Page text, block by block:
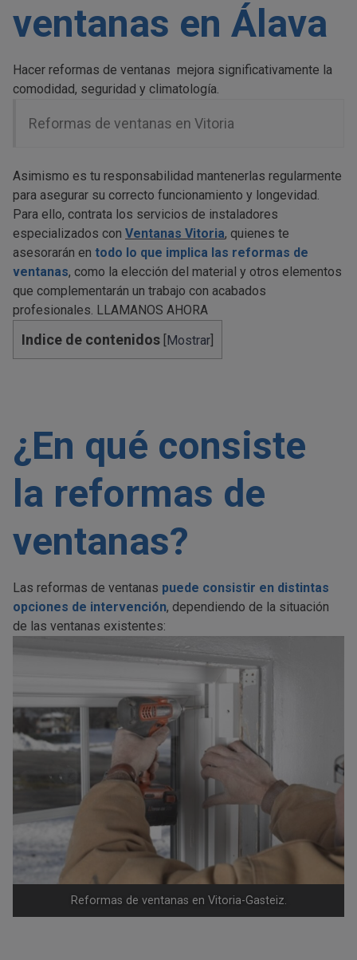
ventanas en Álava
Hacer reformas de ventanas mejora significativamente la
comodidad, seguridad y climatología.
Reformas de ventanas en Vitoria
Asimismo es tu responsabilidad mantenerlas regularmente
para asegurar su correcto funcionamiento y longevidad.
Para ello, contrata los servicios de instaladores
especializados con Ventanas Vitoria, quienes te
asesorarán en todo lo que implica las reformas de
ventanas, como la elección del material y otros elementos
que complementarán un trabajo con acabados
profesionales. LLAMANOS AHORA
Indice de contenidos Mostrar
¿En qué consiste
la reformas de
ventanas?
Las reformas de ventanas puede consistir en distintas
opciones de intervención, dependiendo de la situación
de las ventanas existentes:
Reformas de ventanas en Vitoria-Gasteiz.